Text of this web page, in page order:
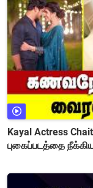
Kayal Actress